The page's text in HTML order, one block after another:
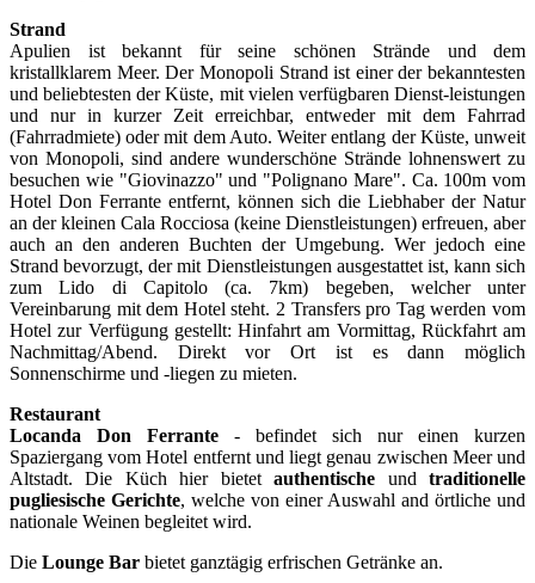
Strand
Apulien ist bekannt für seine schönen Strände und dem
kristallklarem Meer. Der Monopoli Strand ist einer der bekanntesten
und beliebtesten der Küste, mit vielen verfügbaren Dienst-leistungen
und nur in kurzer Zeit erreichbar, entweder mit dem Fahrrad
(Fahrradmiete) oder mit dem Auto. Weiter entlang der Küste, unweit
von Monopoli, sind andere wunderschöne Strände lohnenswert zu
besuchen wie "Giovinazzo" und "Polignano Mare". Ca. 100m vom
Hotel Don Ferrante entfernt, können sich die Liebhaber der Natur
an der kleinen Cala Rocciosa (keine Dienstleistungen) erfreuen, aber
auch an den anderen Buchten der Umgebung. Wer jedoch eine
Strand bevorzugt, der mit Dienstleistungen ausgestattet ist, kann sich
zum Lido di Capitolo (ca. 7km) begeben, welcher unter
Vereinbarung mit dem Hotel steht. 2 Transfers pro Tag werden vom
Hotel zur Verfügung gestellt: Hinfahrt am Vormittag, Rückfahrt am
Nachmittag/Abend. Direkt vor Ort ist es dann möglich
Sonnenschirme und -liegen zu mieten.
Restaurant
Locanda Don Ferrante - befindet sich nur einen kurzen
Spaziergang vom Hotel entfernt und liegt genau zwischen Meer und
Altstadt. Die Küch hier bietetauthentische undtraditionelle
pugliesische Gerichte, welche von einer Auswahl and örtliche und
nationale Weinen begleitet wird.
Die Lounge Bar bietet ganztägig erfrischen Getränke an.